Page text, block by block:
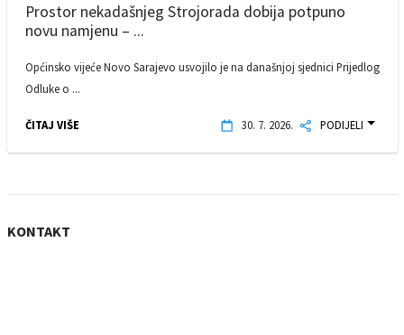
Prostor nekadašnjeg Strojorada dobija potpuno
novu namjenu – ...
Općinsko vijeće Novo Sarajevo usvojilo je na današnjoj sjednici Prijedlog
Odluke o ...
ČITAJ VIŠE 30. 7. 2026. PODIJELI
KONTAKT